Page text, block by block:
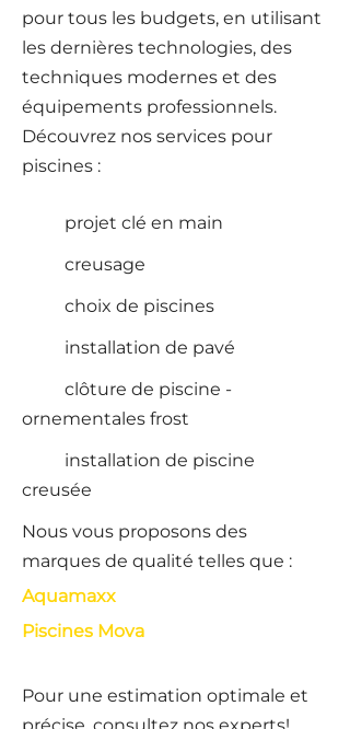
pour tous les budgets, en utilisant
les dernières technologies, des
techniques modernes et des
équipements professionnels.
Découvrez nos services pour
piscines :
projet clé en main
creusage
choix de piscines
installation de pavé
clôture de piscine -
ornementales frost
installation de piscine
creusée
Nous vous proposons des
marques de qualité telles que :
Aquamaxx
Piscines Mova
Pour une estimation optimale et